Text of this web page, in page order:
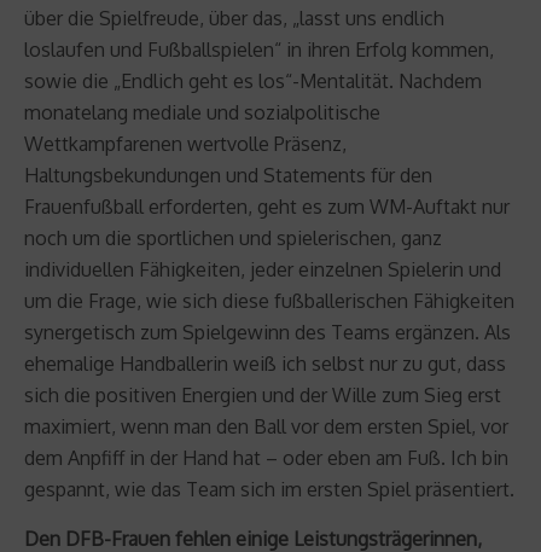
über die Spielfreude, über das, „lasst uns endlich
loslaufen und Fußballspielen“ in ihren Erfolg kommen,
sowie die „Endlich geht es los“-Mentalität. Nachdem
monatelang mediale und sozialpolitische
Wettkampfarenen wertvolle Präsenz,
Haltungsbekundungen und Statements für den
Frauenfußball erforderten, geht es zum WM-Auftakt nur
noch um die sportlichen und spielerischen, ganz
individuellen Fähigkeiten, jeder einzelnen Spielerin und
um die Frage, wie sich diese fußballerischen Fähigkeiten
synergetisch zum Spielgewinn des Teams ergänzen. Als
ehemalige Handballerin weiß ich selbst nur zu gut, dass
sich die positiven Energien und der Wille zum Sieg erst
maximiert, wenn man den Ball vor dem ersten Spiel, vor
dem Anpfiff in der Hand hat – oder eben am Fuß. Ich bin
gespannt, wie das Team sich im ersten Spiel präsentiert.
Den DFB-Frauen fehlen einige Leistungsträgerinnen,